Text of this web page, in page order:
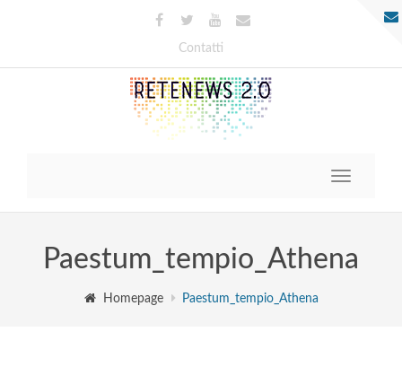
Contatti
Toggle
Paestum_tempio_Athena
Homepage Paestum_tempio_Athena